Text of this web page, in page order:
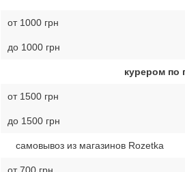
от 1000 грн
до 1000 грн
курером по
от 1500 грн
до 1500 грн
самовывоз из магазинов Rozetka